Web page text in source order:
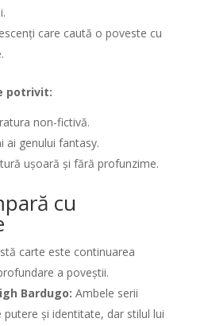
care caută o poveste cu
potrivit:
non-fictivă.
ai genului fantasy.
ușoară și fără profunzime.
cu
carte este continuarea
a poveștii.
Bardugo: Ambele serii
și identitate, dar stilul lui